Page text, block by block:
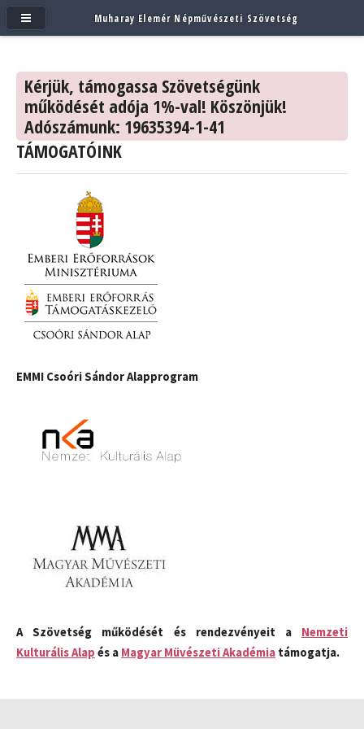
Kérjük, támogassa Szövetségünk
működését adója 1%-val! Köszönjük!
Adószámunk: 19635394-1-41
TÁMOGATÓINK
EMMI Csoóri Sándor Alapprogram
A Szövetség működését és rendezvényeit a Nemzeti
Kulturális Alap és a Magyar Müvészeti Akadémia támogatja.
Muharay Elemér Népművészeti Szövetség